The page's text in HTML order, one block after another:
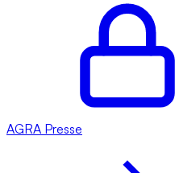
AGRA Presse